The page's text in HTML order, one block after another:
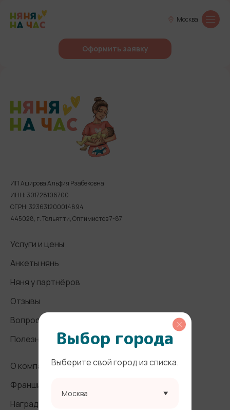
Москва
Оформить заявку
ИП Аширова Альфия Рзабековна
ИНН: 301728106700
ОГРН: 323631200014894
445028, г. Тольятти, Оптимистов 7-87
Услуги и цены
Анкеты нянь
Няня у партнёров
Отзывы
Вопросы и ответы
Полезные статьи
О компании
Франшиза
Награды и СМИ
Выбор города
Выберите свой город из списка.
Москва